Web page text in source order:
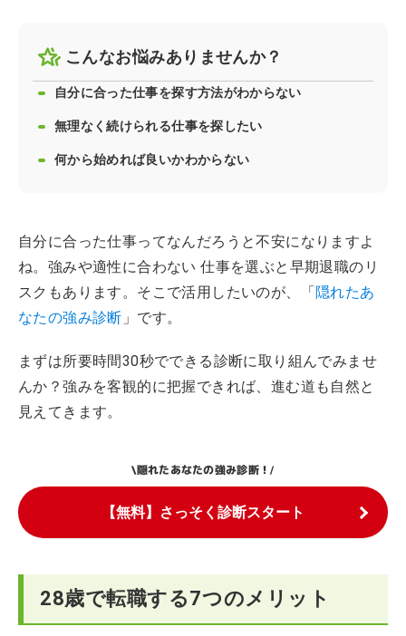
こんなお悩みありませんか？
自分に合った仕事を探す方法がわからない
無理なく続けられる仕事を探したい
何から始めれば良いかわからない
自分に合った仕事ってなんだろうと不安になりますよ
ね。強みや適性に合わない 仕事を選ぶと早期退職のリ
スクもあります。そこで活用したいのが、「 隠れたあ
なたの強み診断 」です。
まずは所要時間30秒でできる診断に取り組んでみませ
んか？強みを客観的に把握できれば、進む道も自然と
見えてきます。
\隠れたあなたの強み診断！/
【無料】さっそく診断スタート
28歳で転職する7つのメリット